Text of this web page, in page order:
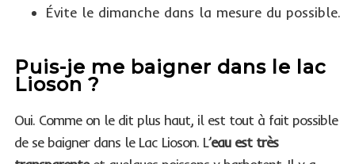
Évite le dimanche dans la mesure du possible.
Puis-je me baigner dans le lac
Lioson ?
Oui. Comme on le dit plus haut, il est tout à fait possible
de se baigner dans le Lac Lioson. L’eau est très